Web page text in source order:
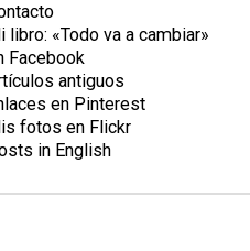
libro: «Todo va a cambiar»
Facebook
antiguos
en Pinterest
fotos en Flickr
in English